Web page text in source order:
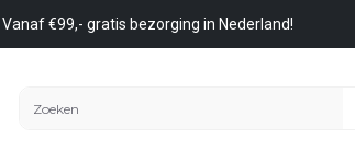
Vanaf €99,- gratis bezorging in Nederland!